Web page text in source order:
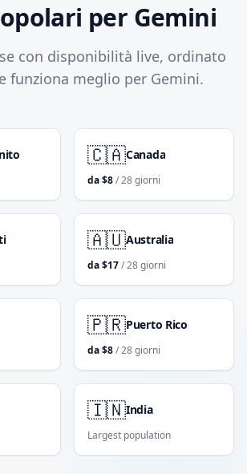
per Gemini
con disponibilità live, ordinato
funziona meglio per Gemini.
🇨🇦Canada
da$8/ 28 giorni
🇦🇺Australia
da$17/ 28 giorni
🇵🇷Puerto Rico
da$8/ 28 giorni
🇮🇳India
Largest population